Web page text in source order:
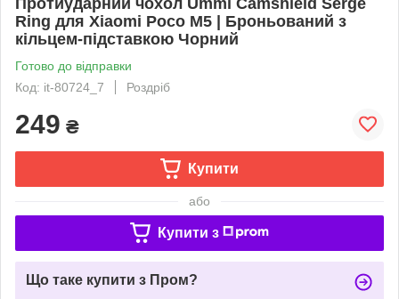
Ring для Xiaomi Poco M5 | Броньований з
кільцем-підставкою Чорний
Готово до відправки
Код: it-80724_7
Роздріб
249 ₴
Купити
або
Купити з
Що таке купити з Пром?